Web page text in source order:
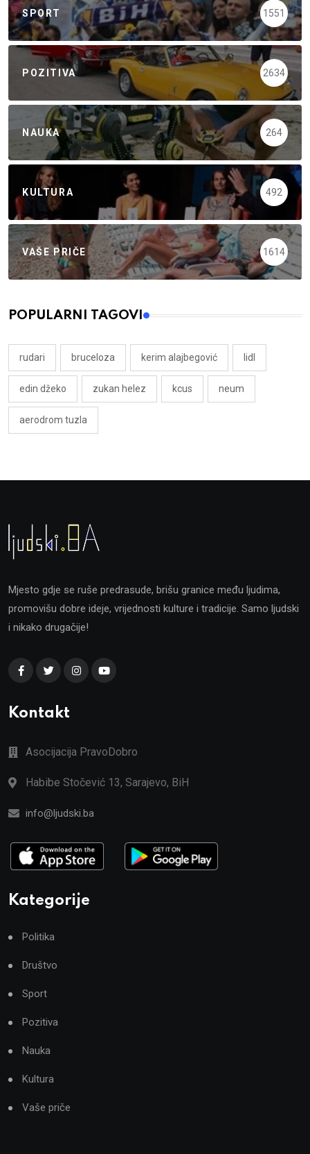
SPORT 1551
POZITIVA 2634
NAUKA 264
KULTURA 492
VAŠE PRIČE 1614
POPULARNI TAGOVI
rudari bruceloza kerim alajbegović lidl
edin džeko zukan helez kcus neum
aerodrom tuzla
Mjesto gdje se ruše predrasude, brišu granice među ljudima,
promovišu dobre ideje, vrijednosti kulture i tradicije. Samo ljudski
i nikako drugačije!
Kontakt
Asocijacija PravoDobro
Habibe Stočević 13, Sarajevo, BiH
info@ljudski.ba
Kategorije
Politika
Društvo
Sport
Pozitiva
Nauka
Kultura
Vaše priče